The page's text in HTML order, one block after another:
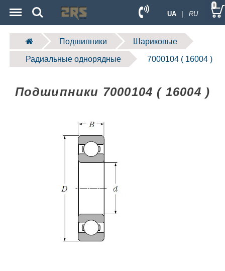
UA | RU
Search 0
Подшипники Шариковые
Радиальные однорядные 7000104 ( 16004 )
Подшипники 7000104 ( 16004 )